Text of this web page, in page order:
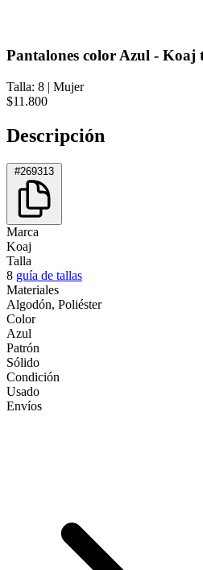
Pantalones color Azul - Koaj
Talla: 8 | Mujer
$11.800
Descripción
#269313
Marca
Koaj
Talla
8 guía de tallas
Materiales
Algodón, Poliéster
Color
Azul
Patrón
Sólido
Condición
Usado
Envíos